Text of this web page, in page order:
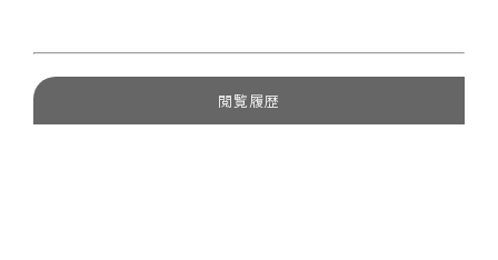
閲覧履歴